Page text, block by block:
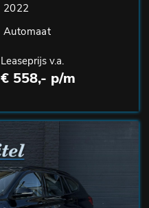
2022
Automaat
Leaseprijs v.a.
€ 558,- p/m